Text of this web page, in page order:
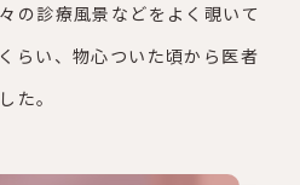
の診療風景などをよく覗いて
らい、物心ついた頃から医者
た。